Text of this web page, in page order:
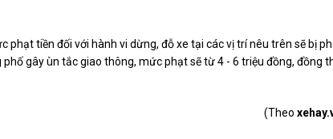
phạt tiền đối với hành vi dừng, đỗ xe tại các vị trí nêu trên sẽ bị
gây ùn tắc giao thông, mức phạt sẽ từ 4 - 6 triệu đồng, đồng
(Theo